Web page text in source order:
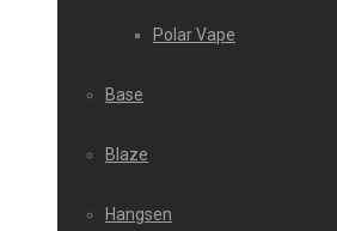
Polar Vape
Base
Blaze
Hangsen